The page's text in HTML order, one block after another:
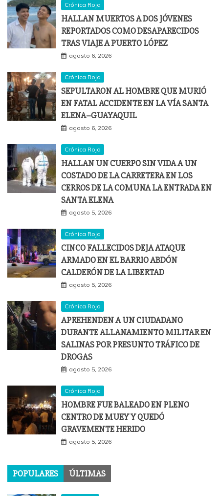
Crónica Roja
HALLAN MUERTOS A DOS JÓVENES
REPORTADOS COMO DESAPARECIDOS
TRAS VIAJE A PUERTO LÓPEZ
agosto 6, 2026
Crónica Roja
SEPULTARON AL HOMBRE QUE MURIÓ
EN FATAL ACCIDENTE EN LA VÍA SANTA
ELENA–GUAYAQUIL
agosto 6, 2026
Crónica Roja
HALLAN UN CUERPO SIN VIDA A UN
COSTADO DE LA CARRETERA EN LOS
CERROS DE LA COMUNA LA ENTRADA EN
SANTA ELENA
agosto 5, 2026
Crónica Roja
CINCO FALLECIDOS DEJA ATAQUE
ARMADO EN EL BARRIO ABDÓN
CALDERÓN DE LA LIBERTAD
agosto 5, 2026
Crónica Roja
APREHENDEN A UN CIUDADANO
DURANTE ALLANAMIENTO MILITAR EN
SALINAS POR PRESUNTO TRÁFICO DE
DROGAS
agosto 5, 2026
Crónica Roja
HOMBRE FUE BALEADO EN PLENO
CENTRO DE MUEY Y QUEDÓ
GRAVEMENTE HERIDO
agosto 5, 2026
POPULARES ÚLTIMAS